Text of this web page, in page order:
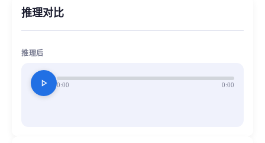
推理对比
推理后
play_arrow 0:00 0:00